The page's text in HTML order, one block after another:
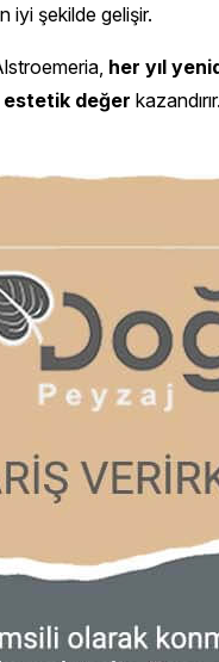
iyi şekilde gelişir.
her yıl
değer kazandırır.